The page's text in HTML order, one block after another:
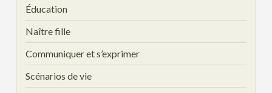
Éducation
Naître fille
Communiquer et s’exprimer
Scénarios de vie